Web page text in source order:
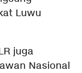
Luwu
juga
Nasional